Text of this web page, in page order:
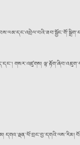
གསར་འཛུགས།